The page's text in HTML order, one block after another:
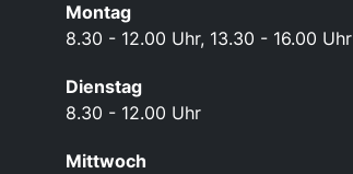
Montag
8.30 - 12.00 Uhr, 13.30 - 16.00 Uhr
Dienstag
8.30 - 12.00 Uhr
Mittwoch